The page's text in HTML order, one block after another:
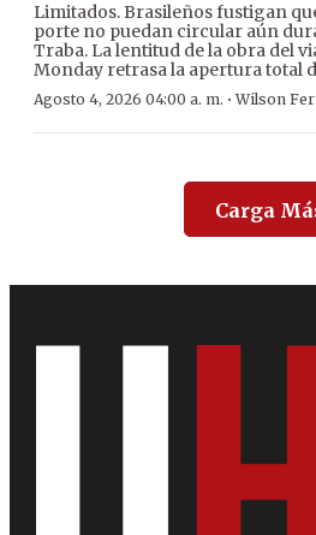
Limitados. Brasileños fustigan
porte no puedan circular aún
Traba. La lentitud de la obra del
Monday retrasa la apertura total
Agosto 4, 2026 04:00 a. m. ·Wilson
Carga